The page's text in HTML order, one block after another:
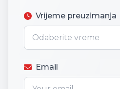
Vrijeme preuzimanja
Email